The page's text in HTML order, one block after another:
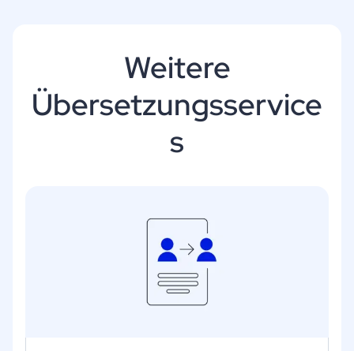
Weitere
Übersetzungsservice
s